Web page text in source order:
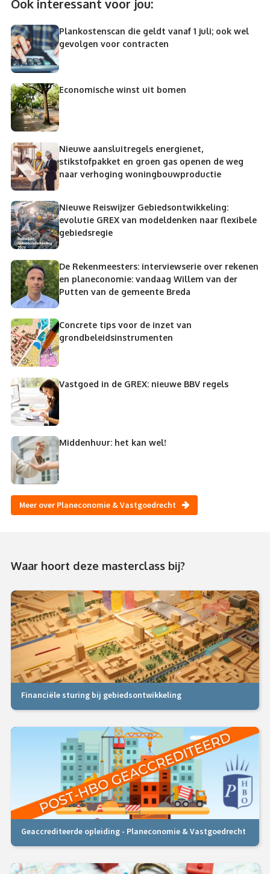
Ook interessant voor jou:
Plankostenscan die geldt vanaf 1 juli; ook wel
gevolgen voor contracten
Economische winst uit bomen
Nieuwe aansluitregels energienet,
stikstofpakket en groen gas openen de weg
naar verhoging woningbouwproductie
Nieuwe Reiswijzer Gebiedsontwikkeling:
evolutie GREX van modeldenken naar flexibele
gebiedsregie
De Rekenmeesters: interviewserie over rekenen
en planeconomie: vandaag Willem van der
Putten van de gemeente Breda
Concrete tips voor de inzet van
grondbeleidsinstrumenten
Vastgoed in de GREX: nieuwe BBV regels
Middenhuur: het kan wel!
Meer over Planeconomie & Vastgoedrecht
Waar hoort deze masterclass bij?
Financiële sturing bij gebiedsontwikkeling
Geaccrediteerde opleiding - Planeconomie & Vastgoedrecht